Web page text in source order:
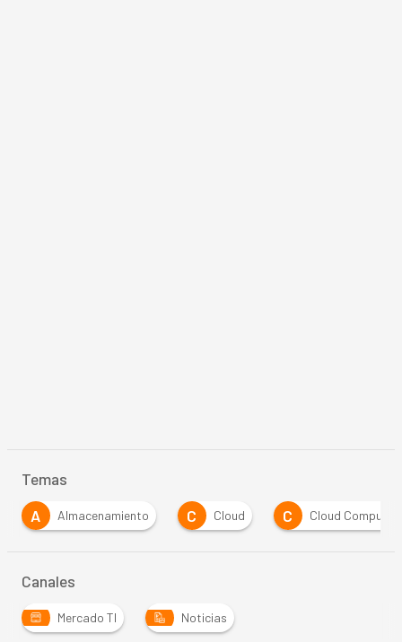
Temas
Almacenamiento C Cloud C Cloud Computing
Canales
Mercado TI Noticias